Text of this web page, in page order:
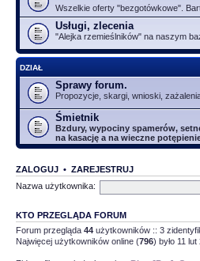
Wszelkie oferty "bezgotówkowe".
Usługi, zlecenia
"Alejka rzemieślników" na naszym
DZIAŁ
Sprawy forum.
Propozycje, skargi, wnioski,
Śmietnik
Bzdury, wypociny spamerów,
na kasację a na wieczne
ZALOGUJ • ZAREJESTRUJ
Nazwa użytkownika:
KTO PRZEGLĄDA FORUM
Forum przegląda 44 użytkowników :: 3
Najwięcej użytkowników online (796) było 11